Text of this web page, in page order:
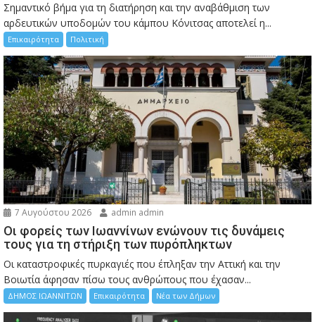
Σημαντικό βήμα για τη διατήρηση και την αναβάθμιση των
αρδευτικών υποδομών του κάμπου Κόνιτσας αποτελεί η...
Επικαιρότητα Πολιτική
7 Αυγούστου 2026 admin admin
Οι φορείς των Ιωαννίνων ενώνουν τις δυνάμεις
τους για τη στήριξη των πυρόπληκτων
Οι καταστροφικές πυρκαγιές που έπληξαν την Αττική και την
Bοιωτία άφησαν πίσω τους ανθρώπους που έχασαν...
ΔΗΜΟΣ ΙΩΑΝΝΙΤΩΝ Επικαιρότητα Νέα των Δήμων